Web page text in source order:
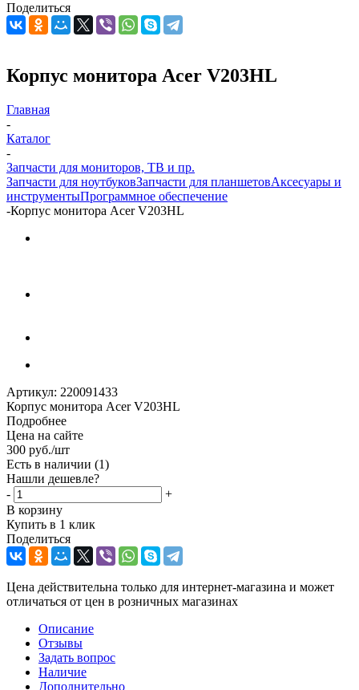
Поделиться
Корпус монитора Acer V203HL
Главная
-
Каталог
-
Запчасти для мониторов, ТВ и пр.
Запчасти для ноутбуковЗапчасти для планшетовАксесуары и
инструментыПрограммное обеспечение
-Корпус монитора Acer V203HL
Артикул: 220091433
Корпус монитора Acer V203HL
Подробнее
Цена на сайте
300 руб./шт
Есть в наличии (1)
Нашли дешевле?
-
+
В корзину
Купить в 1 клик
Поделиться
Цена действительна только для интернет-магазина и может
отличаться от цен в розничных магазинах
Описание
Отзывы
Задать вопрос
Наличие
Дополнительно